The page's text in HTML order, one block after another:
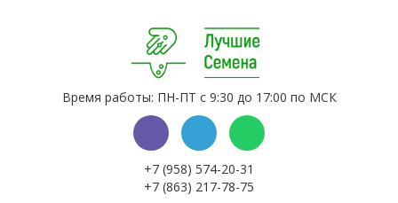
Время работы: ПН-ПТ с 9:30 до 17:00 по МСК
+7 (958) 574-20-31
+7 (863) 217-78-75